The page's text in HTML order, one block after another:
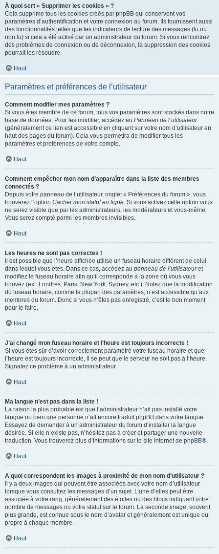
À quoi sert « Supprimer les cookies » ?
Cela supprime tous les cookies créés par phpBB qui conservent vos
paramètres d’authentification et votre connexion au forum. Ils fournissent aussi
des fonctionnalités telles que les indicateurs de lecture des messages (lu ou
non lu) si cela a été activé par un administrateur du forum. Si vous rencontrez
des problèmes de connexion ou de déconnexion, la suppression des cookies
pourrait les résoudre.
Haut
Paramètres et préférences de l’utilisateur
Comment modifier mes paramètres ?
Si vous êtes membre de ce forum, tous vos paramètres sont stockés dans notre
base de données. Pour les modifier, accédez au Panneau de l’utilisateur
(généralement ce lien est accessible en cliquant sur votre nom d’utilisateur en
haut des pages du forum). Cela vous permettra de modifier tous les
paramètres et préférences de votre compte.
Haut
Comment empêcher mon nom d’apparaître dans la liste des membres
connectés ?
Depuis votre panneau de l’utilisateur, onglet « Préférences du forum », vous
trouverez l’option Cacher mon statut en ligne. Si vous activez cette option vous
ne serez visible que par les administrateurs, les modérateurs et vous-même.
Vous serez compté parmi les membres invisibles.
Haut
Les heures ne sont pas correctes !
Il est possible que l’heure affichée utilise un fuseau horaire différent de celui
dans lequel vous êtes. Dans ce cas, accédez au panneau de l’utilisateuret
modifiez le fuseau horaire afin qu’il corresponde à la zone où vous vous
trouvez (ex : Londres, Paris, New York, Sydney, etc.). Notez que la modification
du fuseau horaire, comme la plupart des paramètres, n’est accessible qu’aux
membres du forum. Donc si vous n’êtes pas enregistré, c’est le bon moment
pour le faire.
Haut
J’ai changé mon fuseau horaire et l’heure est toujours incorrecte !
Si vous êtes sûr d’avoir correctement paramétré votre fuseau horaire et que
l’heure est toujours incorrecte, il se peut que le serveur ne soit pas à l’heure.
Signalez ce problème à un administrateur.
Haut
Ma langue n’est pas dans la liste !
La raison la plus probable est que l’administrateur n’ait pas installé votre
langue ou bien que personne n’ait encore traduit phpBB dans votre langue.
Essayez de demander à un administrateur du forum d’installer la langue
désirée. Si elle n’existe pas, n’hésitez pas à créer et partager une nouvelle
traduction. Vous trouverez plus d’informations sur le site Internet de phpBB®.
Haut
A quoi correspondent les images à proximité de mon nom d’utilisateur ?
Il y a deux images qui peuvent être associées avec votre nom d’utilisateur
lorsque vous consultez les messages d’un sujet. L’une d’elles peut être
associée à votre rang, généralement des étoiles ou des blocs indiquant votre
nombre de messages ou votre statut sur le forum. La seconde image, souvent
plus grande, est connue sous le nom d’avatar et généralement est unique ou
propre à chaque membre.
Haut